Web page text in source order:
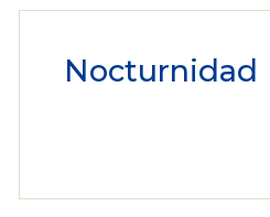
Nocturnidad